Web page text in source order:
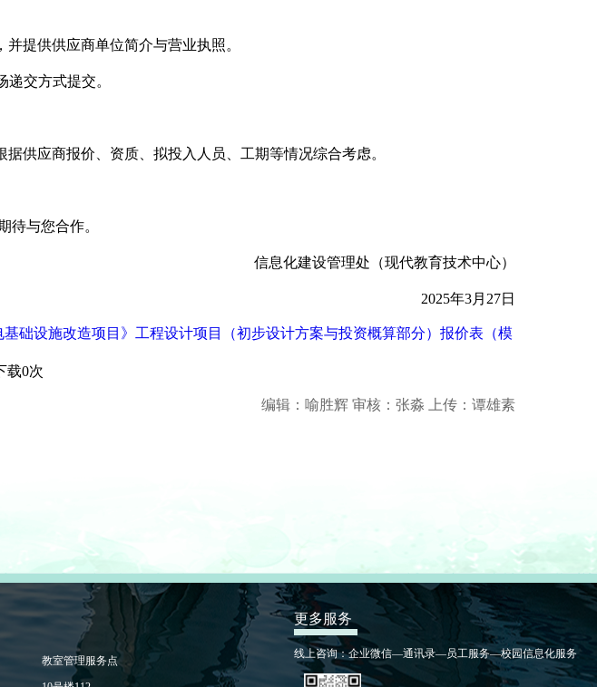
提供供应商单位简介与营业执照。
交方式提交。
供应商报价、资质、拟投入人员、工期等情况综合考虑。
待与您合作。
信息化建设管理处（现代教育技术中心）
2025年3月27日
基础设施改造项目》工程设计项目（初步设计方案与投资概算部分）报价表（模
载0次
编辑：喻胜辉 审核：张淼 上传：谭雄素
教室管理服务点
更多服务
线上咨询：企业微信—通讯录—员工服务—校园信息化服务